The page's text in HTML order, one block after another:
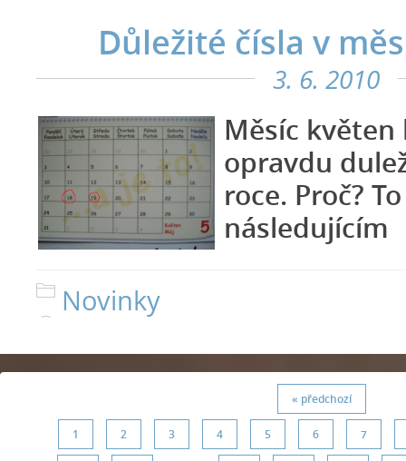
Důležité čísla v
3. 6. 2010
Měsíc květen
opravdu
roce. Proč?
Novinky
« předchozí
1 2 3 4 5 6 7